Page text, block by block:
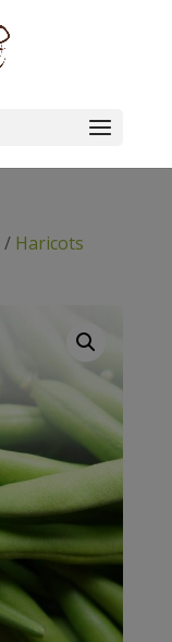
/ Haricots